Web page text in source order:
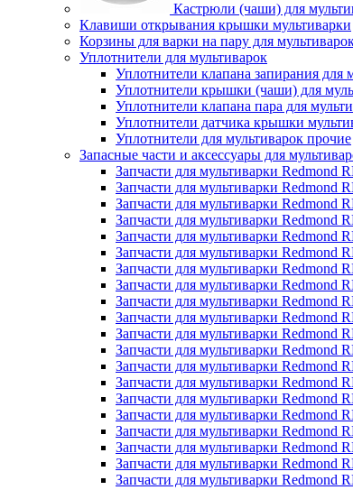
Кастрюли (чаши) для
Клавиши открывания крышки мультиварки
Корзины для варки на пару для
Уплотнители для мультиварок
Уплотнители клапана запирания для
Уплотнители крышки (чаши) для
Уплотнители клапана пара для
Уплотнители датчика крышки
Уплотнители для мультиварок прочие
Запасные части и аксессуары для
Запчасти для мультиварки Redmond
Запчасти для мультиварки Redmond
Запчасти для мультиварки Redmond
Запчасти для мультиварки Redmond
Запчасти для мультиварки Redmond
Запчасти для мультиварки Redmond
Запчасти для мультиварки Redmond
Запчасти для мультиварки Redmond
Запчасти для мультиварки Redmond
Запчасти для мультиварки Redmond
Запчасти для мультиварки Redmond
Запчасти для мультиварки Redmond
Запчасти для мультиварки Redmond
Запчасти для мультиварки Redmond
Запчасти для мультиварки Redmond
Запчасти для мультиварки Redmond
Запчасти для мультиварки Redmond
Запчасти для мультиварки Redmond
Запчасти для мультиварки Redmond
Запчасти для мультиварки Redmond